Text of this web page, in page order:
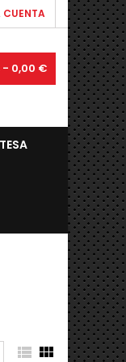
CUENTA
- 0,00 €
 